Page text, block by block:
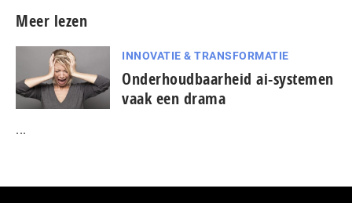
Meer lezen
INNOVATIE & TRANSFORMATIE
Onderhoudbaarheid ai-systemen
vaak een drama
...